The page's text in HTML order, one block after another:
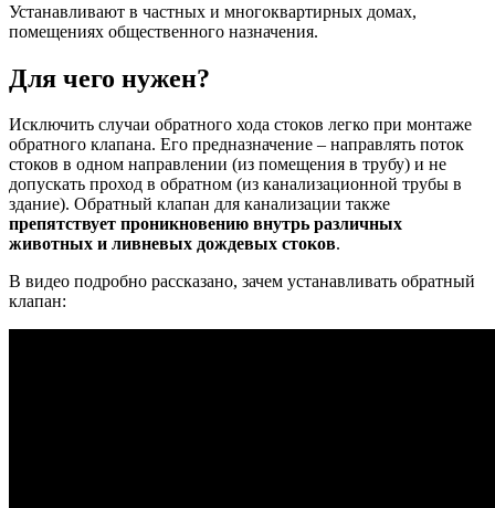
Устанавливают в частных и многоквартирных домах,
помещениях общественного назначения.
Для чего нужен?
Исключить случаи обратного хода стоков легко при монтаже
обратного клапана. Его предназначение – направлять поток
стоков в одном направлении (из помещения в трубу) и не
допускать проход в обратном (из канализационной трубы в
здание). Обратный клапан для канализации также
препятствует проникновению внутрь различных
животных и ливневых дождевых стоков.
В видео подробно рассказано, зачем устанавливать обратный
клапан: